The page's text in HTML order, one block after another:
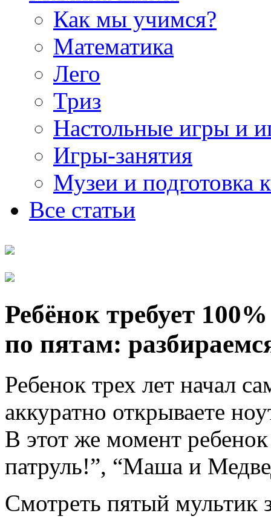
Как мы учимся?
Математика
Лего
Триз
Настольные игры и
Игры-занятия
Музеи и подготовка
Все статьи
Ребёнок требует
по пятам:
Ребенок трех лет начал
аккуратно открываете
В этот же момент
патруль!”, “Маша и
Смотреть пятый мультик